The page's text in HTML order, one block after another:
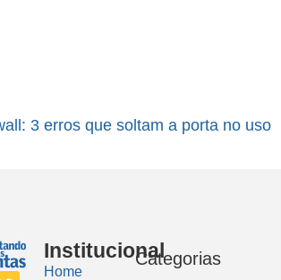
3 erros que soltam a porta no uso
Institucional
Home
Categorias